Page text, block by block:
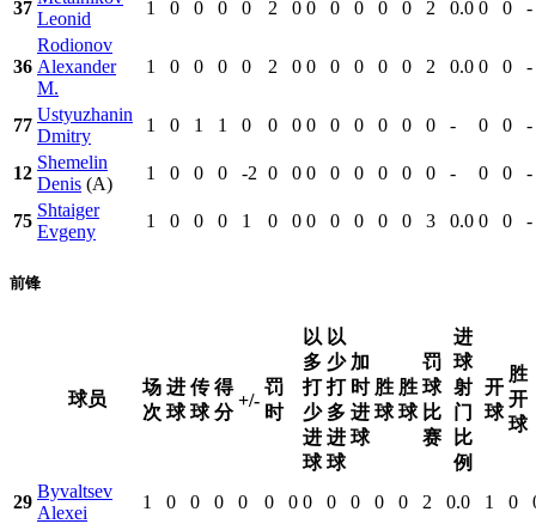
37
Leonid
1 0 0 0 0 2 0 0 0 0 0 0 2 0.0 0 0 -
36
Rodionov
Alexander
M.
1 0 0 0 0 2 0 0 0 0 0 0 2 0.0 0 0 -
77
Ustyuzhanin
Dmitry
1 0 1 1 0 0 0 0 0 0 0 0 0 - 0 0 -
12
Shemelin
Denis (A)
1 0 0 0 -2 0 0 0 0 0 0 0 0 - 0 0 -
75
Shtaiger
Evgeny
1 0 0 0 1 0 0 0 0 0 0 0 3 0.0 0 0 -
前锋
球员
场
次
进
球
传
球
得
分
+/-
罚
时
以
多
打
少
进
球
以
少
打
多
进
球
加
时
进
球
胜
球
胜
球
罚
球
比
赛
进
球
射
门
比
例
开
球
胜
开
球
29
Byvaltsev
Alexei
1 0 0 0 0 0 0 0 0 0 0 0 2 0.0 1 0